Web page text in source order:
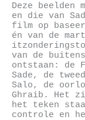
Deze
en die van
film op
én van de
van de
ontstaan: de
Sade, de
Salo, de
Ghraib. Het
het teken
controle en